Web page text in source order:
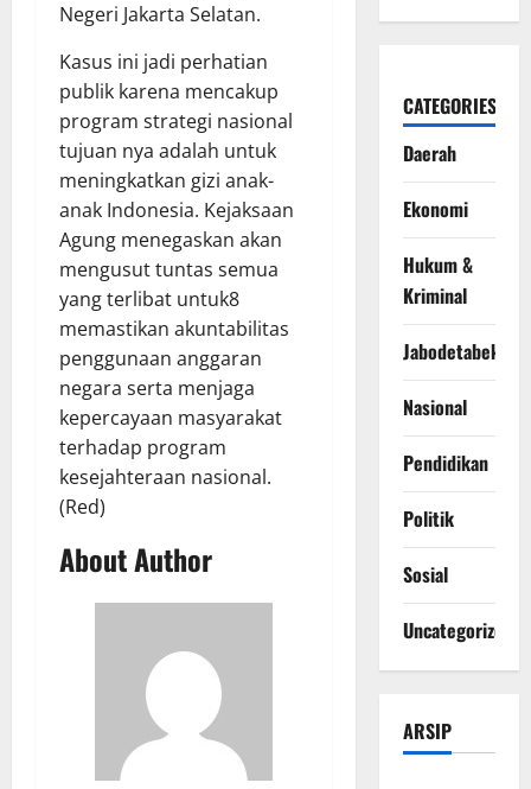
Negeri Jakarta Selatan.
Kasus ini jadi perhatian
publik karena mencakup
program strategi nasional
tujuan nya adalah untuk
meningkatkan gizi anak-
anak Indonesia. Kejaksaan
Agung menegaskan akan
mengusut tuntas semua
yang terlibat untuk8
memastikan akuntabilitas
penggunaan anggaran
negara serta menjaga
kepercayaan masyarakat
terhadap program
kesejahteraan nasional.
(Red)
About Author
CATEGORIES
Daerah
Ekonomi
Hukum &
Kriminal
Jabodetabek
Nasional
Pendidikan
Politik
Sosial
Uncategorized
ARSIP